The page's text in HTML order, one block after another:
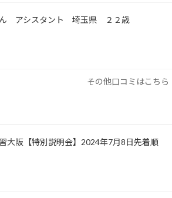
ん アシスタント 埼玉県 ２２歳
その他口コミはこちら
大阪【特別説明会】2024年7月8日先着順